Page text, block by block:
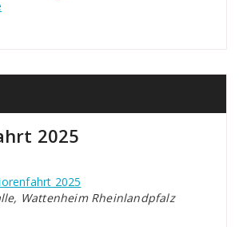
2025
2025
Wattenheim Rheinlandpfalz